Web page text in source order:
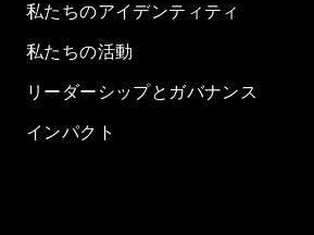
私たちのアイデンティティ
私たちの活動
リーダーシップとガバナンス
インパクト